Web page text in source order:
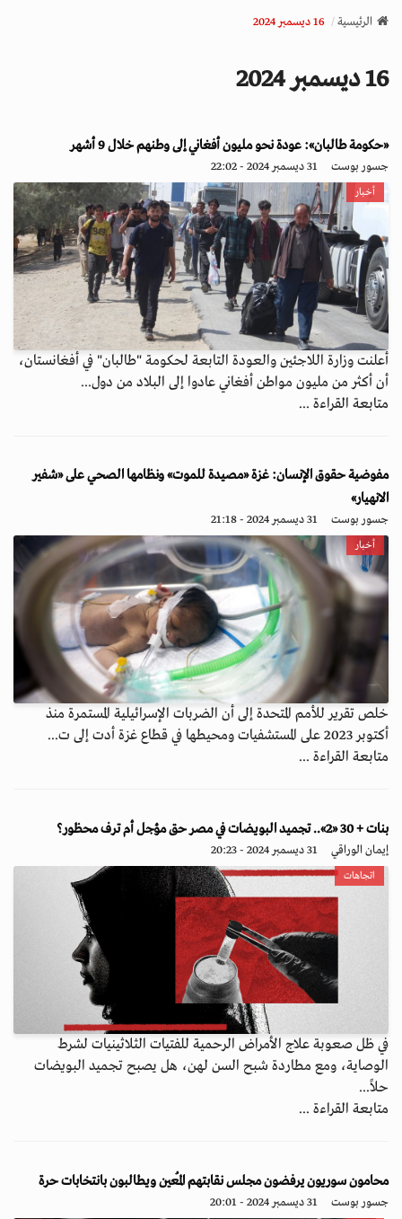
v
a
o
n
الرئيسية 16 ديسمبر 2024
16 ديسمبر 2024
«حكومة طالبان»: عودة نحو مليون أفغاني إلى وطنهم خلال 9 أشهر
جسور بوست 31 ديسمبر 2024 - 22:02
أخبار
أعلنت وزارة اللاجئين والعودة التابعة لحكومة "طالبان" في أفغانستان،
أن أكثر من مليون مواطن أفغاني عادوا إلى البلاد من دول...
متابعة القراءة ...
مفوضية حقوق الإنسان: غزة «مصيدة للموت» ونظامها الصحي على «شفير
الانهيار»
جسور بوست 31 ديسمبر 2024 - 21:18
أخبار
خلص تقرير للأمم المتحدة إلى أن الضربات الإسرائيلية المستمرة منذ
أكتوبر 2023 على المستشفيات ومحيطها في قطاع غزة أدت إلى ت...
متابعة القراءة ...
بنات + 30 «2».. تجميد البويضات في مصر حق مؤجل أم ترف محظور؟
إيمان الوراقي 31 ديسمبر 2024 - 20:23
اتجاهات
في ظل صعوبة علاج الأمراض الرحمية للفتيات الثلاثينيات لشرط
الوصاية، ومع مطاردة شبح السن لهن، هل يصبح تجميد البويضات
حلاً...
متابعة القراءة ...
محامون سوريون يرفضون مجلس نقابتهم المُعين ويطالبون بانتخابات حرة
جسور بوست 31 ديسمبر 2024 - 20:01